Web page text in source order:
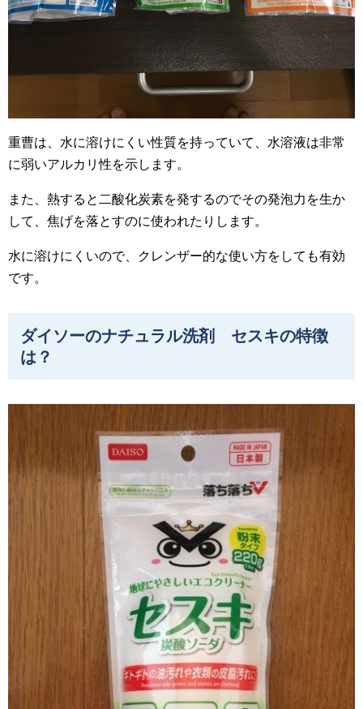
重曹は、水に溶けにくい性質を持っていて、水溶液は非常
に弱いアルカリ性を示します。
また、熱すると二酸化炭素を発するのでその発泡力を生か
して、焦げを落とすのに使われたりします。
水に溶けにくいので、クレンザー的な使い方をしても有効
です。
ダイソーのナチュラル洗剤 セスキの特徴
は？